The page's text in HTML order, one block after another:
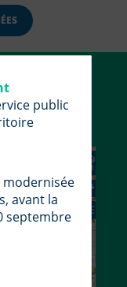
public
modernisée
avant la
septembre